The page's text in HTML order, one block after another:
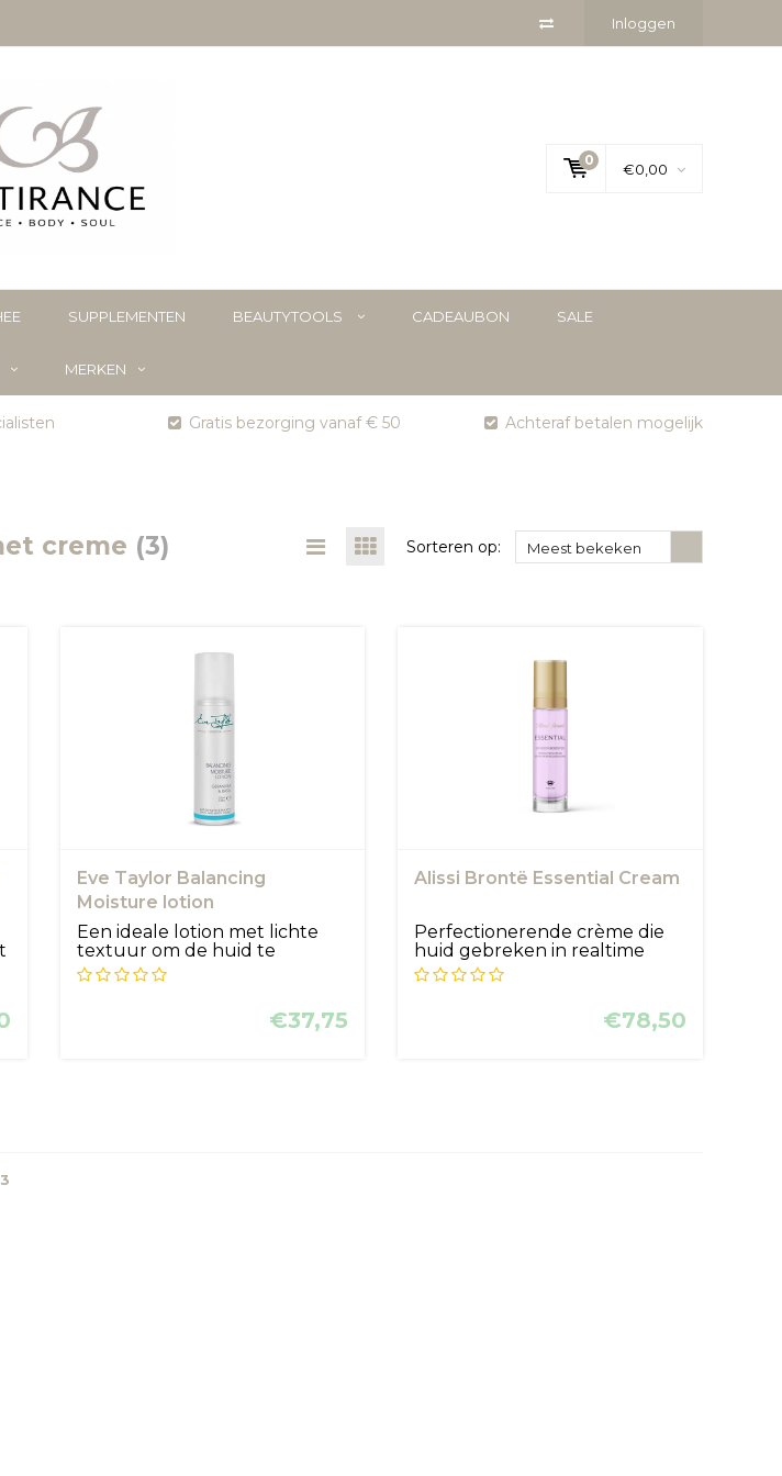
Inloggen
0
€0,00
SUPPLEMENTEN BEAUTYTOOLS CADEAUBON SALE
MERKEN
Gratis bezorging vanaf € 50 Achteraf betalen mogelijk
creme (3) Sorteren op: Meest bekeken
Eve Taylor Balancing
Moisture lotion
Een ideale lotion met lichte
textuur om de huid te
hydratere...
€37,75
Alissi Brontë Essential Cream
Perfectionerende crème die
huid gebreken in realtime
aanpak...
€78,50